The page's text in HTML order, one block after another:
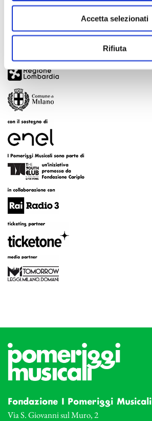
Accetta selezionati
Rifiuta
Fondazione I Pomeriggi Musicali
Via S. Giovanni sul Muro, 2